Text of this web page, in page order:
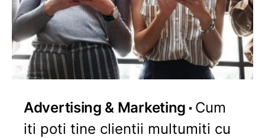
Advertising & Marketing
Cum
iti poti tine clientii multumiti cu